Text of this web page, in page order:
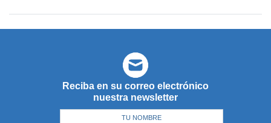
Reciba en su correo electrónico
nuestra newsletter